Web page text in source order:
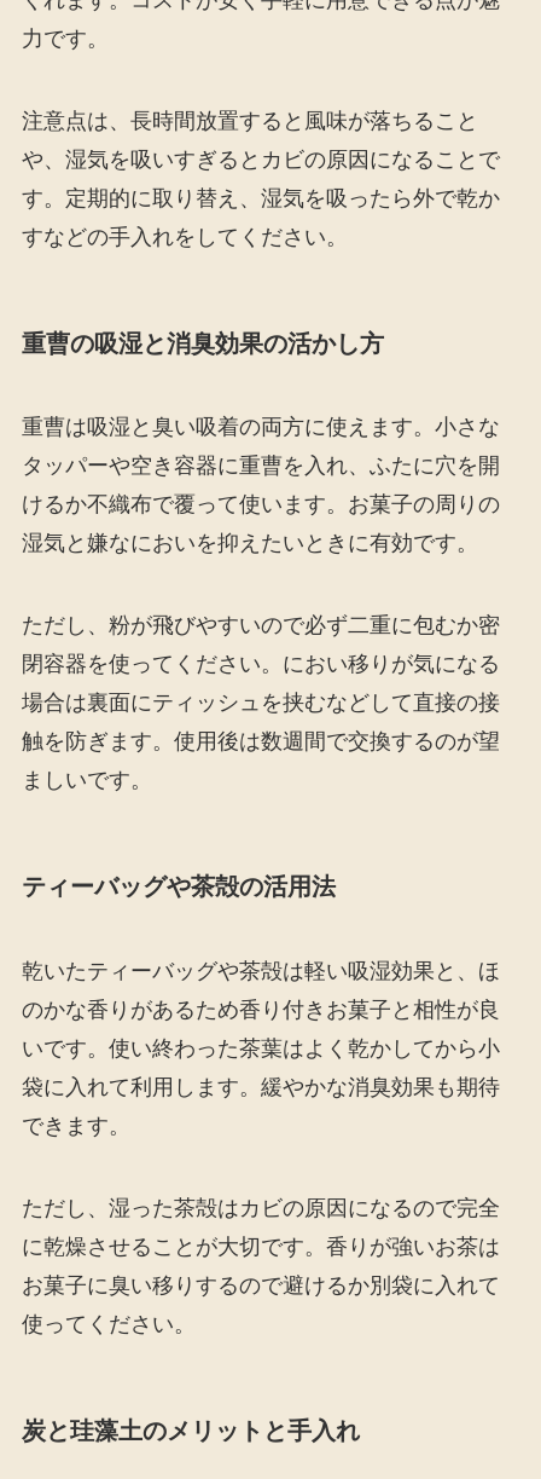
力です。
注意点は、長時間放置すると風味が落ちること
や、湿気を吸いすぎるとカビの原因になることで
す。定期的に取り替え、湿気を吸ったら外で乾か
すなどの手入れをしてください。
重曹の吸湿と消臭効果の活かし方
重曹は吸湿と臭い吸着の両方に使えます。小さな
タッパーや空き容器に重曹を入れ、ふたに穴を開
けるか不織布で覆って使います。お菓子の周りの
湿気と嫌なにおいを抑えたいときに有効です。
ただし、粉が飛びやすいので必ず二重に包むか密
閉容器を使ってください。におい移りが気になる
場合は裏面にティッシュを挟むなどして直接の接
触を防ぎます。使用後は数週間で交換するのが望
ましいです。
ティーバッグや茶殻の活用法
乾いたティーバッグや茶殻は軽い吸湿効果と、ほ
のかな香りがあるため香り付きお菓子と相性が良
いです。使い終わった茶葉はよく乾かしてから小
袋に入れて利用します。緩やかな消臭効果も期待
できます。
ただし、湿った茶殻はカビの原因になるので完全
に乾燥させることが大切です。香りが強いお茶は
お菓子に臭い移りするので避けるか別袋に入れて
使ってください。
炭と珪藻土のメリットと手入れ